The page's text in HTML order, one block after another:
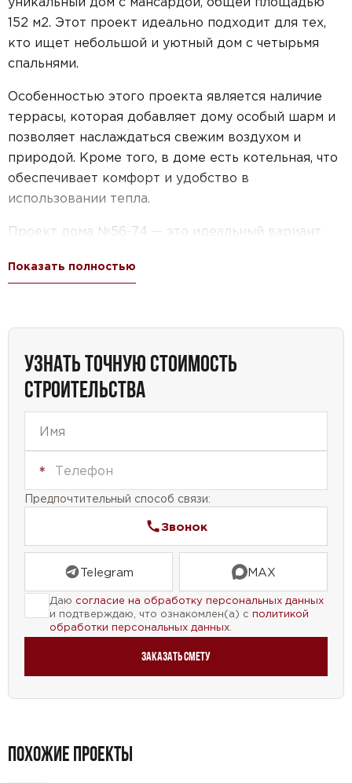
152 м2. Этот проект идеально подходит для тех,
кто ищет небольшой и уютный дом с четырьмя
спальнями.
Особенностью этого проекта является наличие
террасы, которая добавляет дому особый шарм и
позволяет наслаждаться свежим воздухом и
природой. Кроме того, в доме есть котельная, что
обеспечивает комфорт и удобство в
использовании тепла.
Проект дома №56-74 — это идеальный вариант
просторными спальнями и всеми необходимыми
семьи.
Также стоит отметить, что дом имеет
дополнительную террасу площадью 37 кв.м.,
проведения времени с семьей и друзьями.
функциональности, стиля и комфорта. Он
идеально подходит для тех, кто ценит качество и
уют в своем жилище.
Показать полностью
УЗНАТЬ ТОЧНУЮ СТОИМОСТЬ
СТРОИТЕЛЬСТВА
Предпочтительный способ связи:
Звонок
Telegram MAX
Даю согласие на обработку персональных данных
и подтверждаю, что ознакомлен(а) с политикой
обработки персональных данных.
Заказать смету
ПОХОЖИЕ ПРОЕКТЫ